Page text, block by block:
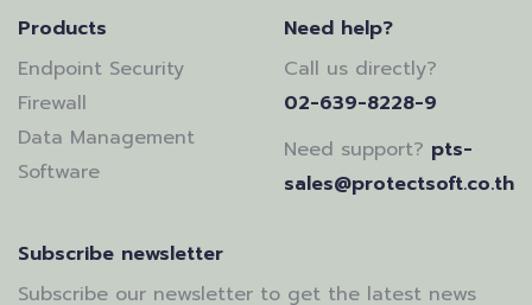
Products
Endpoint Security
Firewall
Data Management
Software
Need help?
Call us directly?
02-639-8228-9
Need support? pts-
sales@protectsoft.co.th
Subscribe newsletter
Subscribe our newsletter to get the latest news